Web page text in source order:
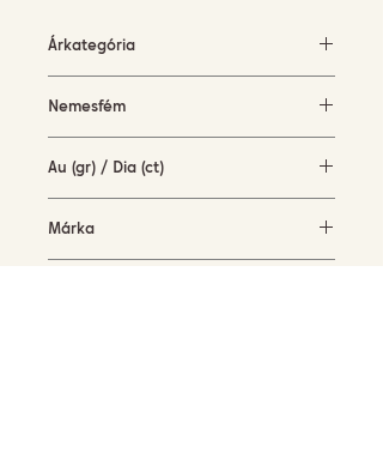
Árkategória
Nemesfém
Au (gr) / Dia (ct)
Márka